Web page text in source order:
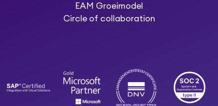
EAM Groeimodel
Circle of collaboration